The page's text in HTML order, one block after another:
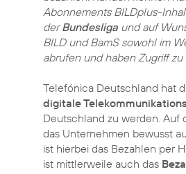
Abonnements BILDplus-
derBundesliga und auf
BILD und BamS sowohl im
abrufen und haben Zugriff zu
Telefónica Deutschland hat
digitale
Deutschland zu werden. Auf
das Unternehmen bewusst
ist hierbei das Bezahlen per
ist mittlerweile auch das